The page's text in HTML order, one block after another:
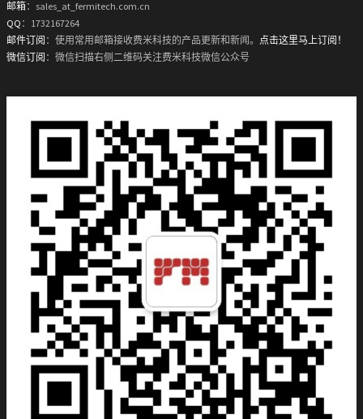
邮箱：sales_at_fermitech.com.cn
QQ ：1732167264
邮件订阅 ：使用常用邮箱接收费米科技的产品更新和新闻。 点击这里马上订阅！
微信订阅 ：微信扫描右侧二维码关注费米科技微信公众号